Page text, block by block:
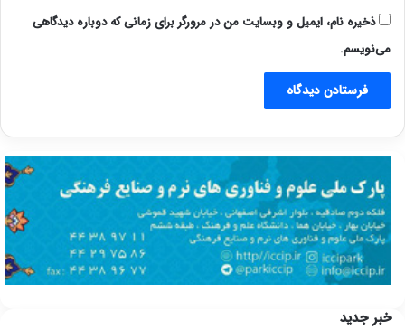
ذخیره نام، ایمیل و وبسایت من در مرورگر برای زمانی که دوباره دیدگاهی
می‌نویسم.
خبر جدید